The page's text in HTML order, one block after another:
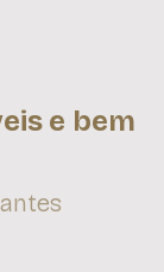
e bem